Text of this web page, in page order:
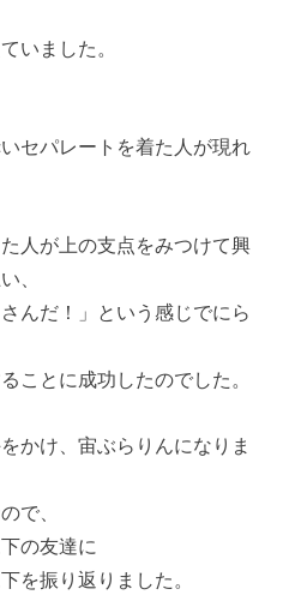
いました。
セパレートを着た人が現れ
人が上の支点をみつけて興
、
んだ！」という感じでにら
ことに成功したのでした。
かけ、宙ぶらりんになりま
で、
の友達に
を振り返りました。